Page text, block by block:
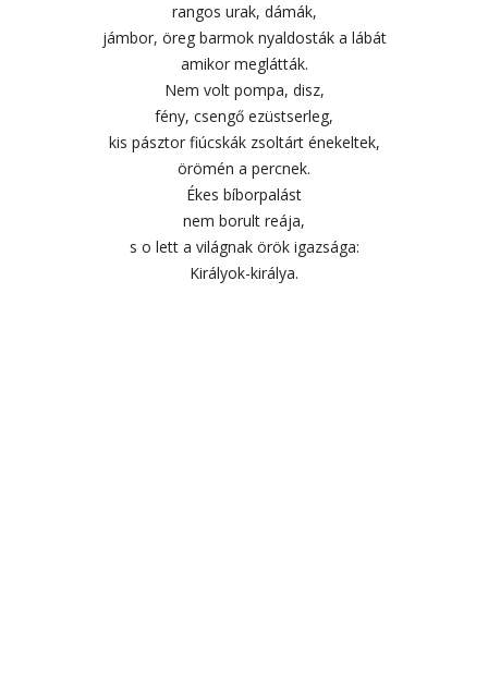
rangos urak, dámák,
jámbor, öreg barmok nyaldosták a lábát
amikor meglátták.
Nem volt pompa, disz,
fény, csengő ezüstserleg,
kis pásztor fiúcskák zsoltárt énekeltek,
örömén a percnek.
Ékes bíborpalást
nem borult reája,
s o lett a világnak örök igazsága:
Királyok-királya.